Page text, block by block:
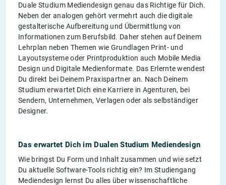
Duale Studium Mediendesign genau das Richtige für Dich.
Neben der analogen gehört vermehrt auch die digitale
gestalterische Aufbereitung und Übermittlung von
Informationen zum Berufsbild. Daher stehen auf Deinem
Lehrplan neben Themen wie Grundlagen Print- und
Layoutsysteme oder Printproduktion auch Mobile Media
Design und Digitale Medienformate. Das Erlernte wendest
Du direkt bei Deinem Praxispartner an. Nach Deinem
Studium erwartet Dich eine Karriere in Agenturen, bei
Sendern, Unternehmen, Verlagen oder als selbständiger
Designer.
Das erwartet Dich im Dualen Studium Mediendesign
Wie bringst Du Form und Inhalt zusammen und wie setzt
Du aktuelle Software-Tools richtig ein? Im Studiengang
Mediendesign lernst Du alles über wissenschaftliche